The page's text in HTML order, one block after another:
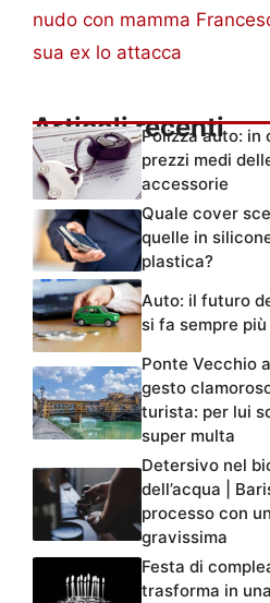
nudo con mamma
sua ex lo attacca
Articoli recenti
Polizza auto: in
prezzi medi
accessorie
Quale cover
quelle in
plastica?
Auto: il futuro
si fa sempre
Ponte Vecchio
gesto
turista: per lui
super multa
Detersivo nel
dell’acqua |
processo con
gravissima
Festa di
trasforma in